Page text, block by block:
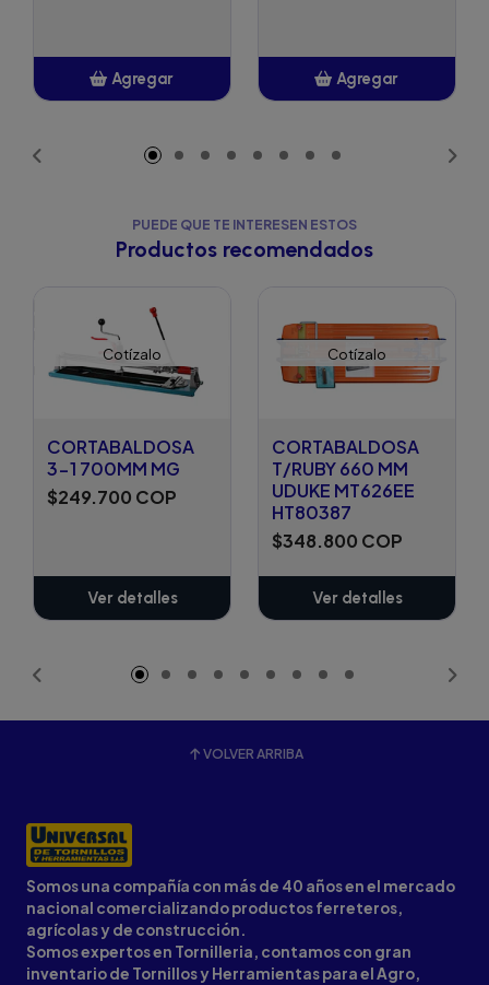
Agregar Agregar
PUEDE QUE TE INTERESEN ESTOS
Productos recomendados
Cotízalo
CORTABALDOSA
3-1 700MM MG
$249.700 COP
Ver detalles
Cotízalo
CORTABALDOSA
T/RUBY 660 MM
UDUKE MT626EE
HT80387
$348.800 COP
Ver detalles
VOLVER ARRIBA
Somos una compañía con más de 40 años en el mercado
nacional comercializando productos ferreteros,
agrícolas y de construcción.
Somos expertos en Tornilleria, contamos con gran
inventario de Tornillos y Herramientas para el Agro,